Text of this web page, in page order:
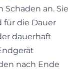
an. Sie
die Dauer
dauerhaft
nach Ende